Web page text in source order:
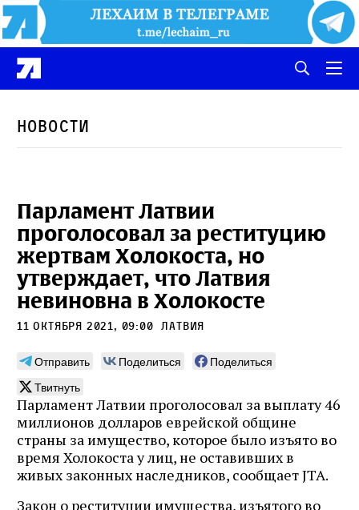
Новости
Парламент Латвии
проголосовал за реституцию
жертвам Холокоста, но
утверждает, что Латвия
невиновна в Холокосте
11 октября 2021, 09:00 Латвия
Отправить Поделиться
Поделиться
Твитнуть
Парламент Латвии проголосовал за выплату 46
миллионов долларов еврейской общине
страны за имущество, которое было изъято во
время Холокоста у лиц, не оставивших в
живых законных наследников, сообщает JTA.
Закон о реституции имущества, изъятого во